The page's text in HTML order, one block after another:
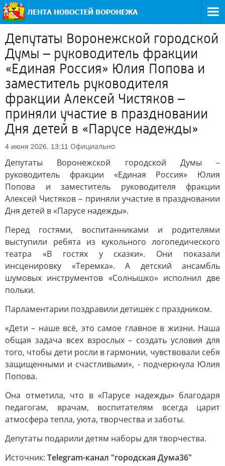
Депутаты Воронежской городской
Думы – руководитель фракции
«Единая Россия» Юлия Попова и
заместитель руководителя
фракции Алексей Чистяков –
приняли участие в праздновании
Дня детей в «Парусе надежды»
4 июня 2026, 13:11 Официально
Депутаты Воронежской городской Думы –
руководитель фракции «Единая Россия» Юлия
Попова и заместитель руководителя фракции
Алексей Чистяков – приняли участие в праздновании
Дня детей в «Парусе надежды».
Перед гостями, воспитанниками и родителями
выступили ребята из кукольного логопедического
театра «В гостях у сказки». Они показали
инсценировку «Теремка». А детский ансамбль
шумовых инструментов «Солнышко» исполнил две
польки.
Парламентарии поздравили детишек с праздником.
«Дети – наше всё, это самое главное в жизни. Наша
общая задача всех взрослых – создать условия для
того, чтобы дети росли в гармонии, чувствовали себя
защищенными и счастливыми», - подчеркнула Юлия
Попова.
Она отметила, что в «Парусе надежды» благодаря
педагогам, врачам, воспитателям всегда царит
атмосфера тепла, уюта, творчества и заботы.
Депутаты подарили детям наборы для творчества.
Источник: Telegram-канал "городская Дума36"